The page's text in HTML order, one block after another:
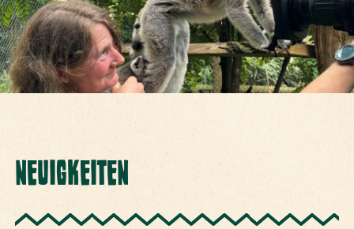
NEUIGKEITEN